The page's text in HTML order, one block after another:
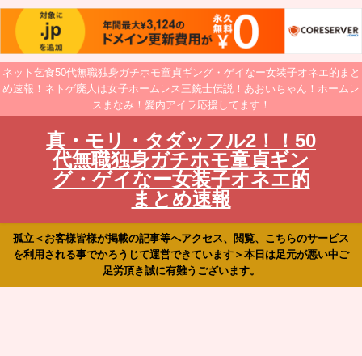
ネット乞食50代無職独身ガチホモ童貞ギング・ゲイなー女装子オネエ的まと
め速報！ネトゲ廃人は女子ホームレス三銃士伝説！あおいちゃん！ホームレ
スまなみ！愛内アイラ応援してます！
真・モリ・タダッフル2！！50
代無職独身ガチホモ童貞ギン
グ・ゲイなー女装子オネエ的
まとめ速報
孤立＜お客様皆様が掲載の記事等へアクセス、閲覧、こちらのサービス
を利用される事でかろうじて運営できています＞本日は足元が悪い中ご
足労頂き誠に有難うございます。